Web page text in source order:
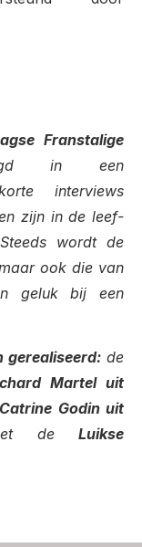
Franstalige
in een
interviews
zijn in de leef-
wordt de
ook die van
geluk bij een
gerealiseerd: de
Martel uit
Catrine Godin uit
de Luikse